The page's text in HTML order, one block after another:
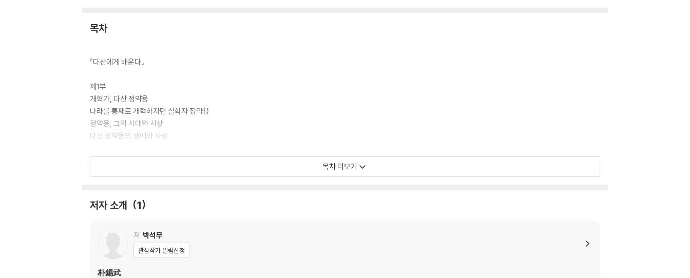
목차
『다산에게 배운다』
제1부
개혁가, 다산 정약용
나라를 통째로 개혁하자던 실학자 정약용
정약용, 그의 시대와 사상
다산 정약용의 생애와 사상
제2부
다산학의 민중성 고찰
『경세유표』 저술 200주년의 역사적 의미: 새로운 조선을 만들자던 다산의 꿈
『흠흠신서』 저술 200주년과 우리 사회의 정의
목차 더보기
저자 소개 1
저 박석무
관심작가 알림신청
朴錫武